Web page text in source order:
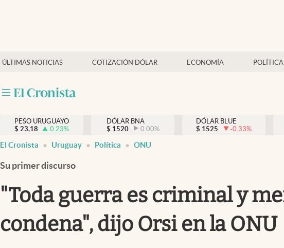
ÚLTIMAS NOTICIAS COTIZACIÓN DÓLAR ECONOMÍA POLÍTICA
Actualidad
Política
Mercados
PESO URUGUAYO
$ 23,18 0.23%
DÓLAR BNA
$ 1520 0.00%
DÓLAR BLUE
$ 1525 -0.33%
El Cronista Uruguay Política ONU
Su primer discurso
"Toda guerra es criminal y
condena", dijo Orsi en la ONU